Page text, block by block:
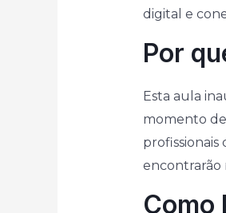
digital e
Por
Esta aula
momento
encontrarão
Como